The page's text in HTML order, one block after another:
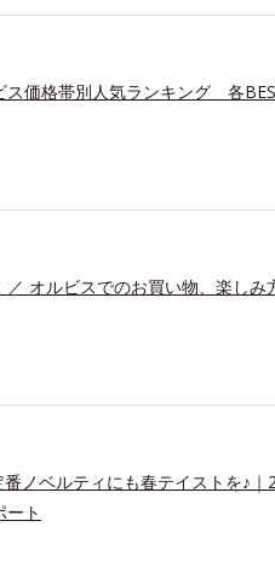
ス価格帯別人気ランキング 各
／ オルビスでのお買い物、楽しみ
番ノベルティにも春テイストを♪
ト